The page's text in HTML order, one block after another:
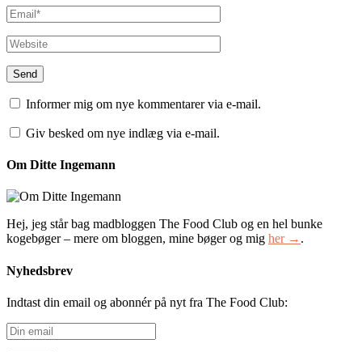
Informer mig om nye kommentarer via e-mail.
Giv besked om nye indlæg via e-mail.
Om Ditte Ingemann
Hej, jeg står bag madbloggen The Food Club og en hel bunke
kogebøger – mere om bloggen, mine bøger og mig her → .
Nyhedsbrev
Indtast din email og abonnér på nyt fra The Food Club:
Din
email